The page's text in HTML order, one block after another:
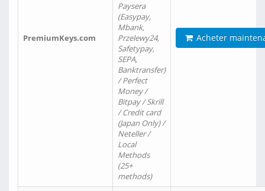
PremiumKeys.com
Paysera
(Easypay,
Mbank,
Przelewy24,
Safetypay,
SEPA,
Banktransfer)
/ Perfect
Money /
Bitpay / Skrill
/ Credit card
(Japan Only) /
Neteller /
Local
Methods
(25+
methods)
Acheter